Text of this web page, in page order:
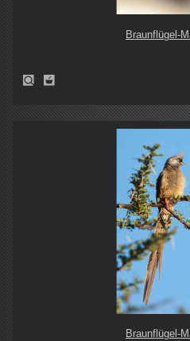
Braunflügel-
Braunflügel-